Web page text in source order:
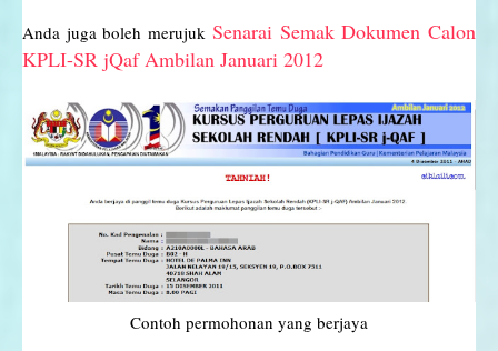
Anda juga boleh merujuk Senarai Semak Dokumen Calon
KPLI-SR jQaf Ambilan Januari 2012
Contoh permohonan yang berjaya